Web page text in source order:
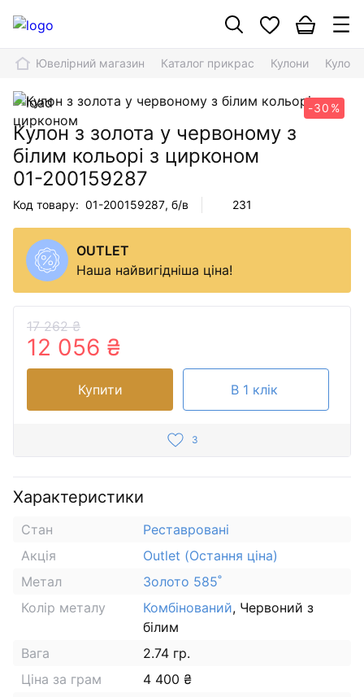
Ювелірний магазин Каталог прикрас Кулони Кулон
-30%
Кулон з золота у червоному з
білим кольорі з цирконом
01-200159287
Код товару: 01-200159287, б/в 231
OUTLET
Наша найвигідніша ціна!
17 262 ₴
12 056 ₴
Купити В 1 клік
3
Характеристики
Стан
Реставровані
Акція
Outlet (Остання ціна)
Метал
Золото 585˚
Колір металу
Комбінований, Червоний з
білим
Вага
2.74 гр.
Ціна за грам
4 400 ₴